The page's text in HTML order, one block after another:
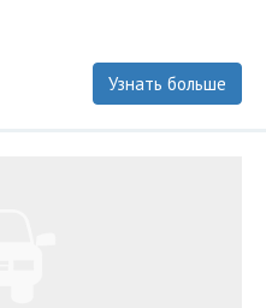
Узнать больше